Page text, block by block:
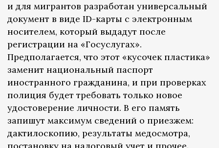
и для мигрантов разработан универсальный
документ в виде ID-карты с электронным
носителем, который выдадут после
регистрации на «Госуслугах».
Предполагается, что этот «кусочек пластика»
заменит национальный паспорт
иностранного гражданина, и при проверках
полиция будет требовать только новое
удостоверение личности. В его память
запишут максимум сведений о приезжем:
дактилоскопию, результаты медосмотра,